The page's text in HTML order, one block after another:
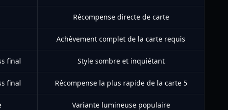
Récompense directe de carte
Achèvement complet de la carte requis
final Style sombre et inquiétant
final Récompense la plus rapide de la carte 5
Variante lumineuse populaire